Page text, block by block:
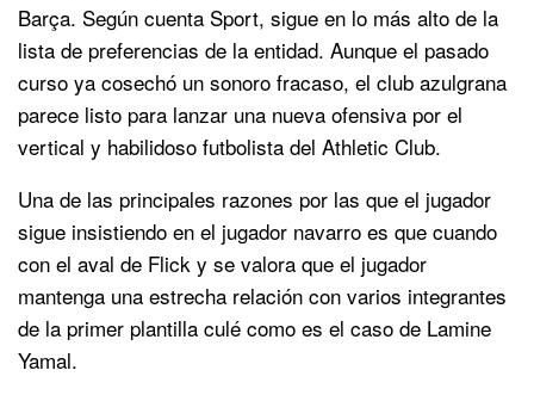
Barça. Según cuenta Sport, sigue en lo más alto de la
lista de preferencias de la entidad. Aunque el pasado
curso ya cosechó un sonoro fracaso, el club azulgrana
parece listo para lanzar una nueva ofensiva por el
vertical y habilidoso futbolista del Athletic Club.
Una de las principales razones por las que el jugador
sigue insistiendo en el jugador navarro es que cuando
con el aval de Flick y se valora que el jugador
mantenga una estrecha relación con varios integrantes
de la primer plantilla culé como es el caso de Lamine
Yamal.